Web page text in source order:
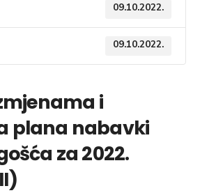
09.10.2022.
09.10.2022.
i
plana nabavki
za 2022.